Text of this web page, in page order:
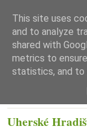
Uherské
This site uses
and to analyze
shared with
metrics to
statistics, and to